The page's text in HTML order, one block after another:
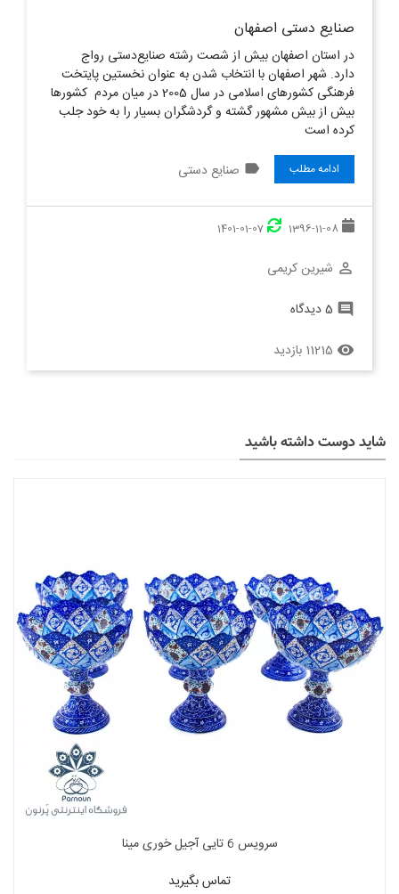
صنایع دستی اصفهان
در استان اصفهان بیش از شصت رشته صنایع‌دستی رواج
دارد. شهر اصفهان با انتخاب شدن به عنوان نخستین پایتخت
فرهنگی کشورهای اسلامی در سال 2005 در میان مردم کشورها
بیش از بیش مشهور گشته و گردشگران بسیار را به خود جلب
کرده است
ادامه مطلب label صنایع دستی
1396-11-08
1401-01-07
perm_identity شیرین کریمی
comment 5 دیدگاه
remove_red_eye 11215 بازدید
شاید دوست داشته باشید
سرویس 6 تایی آجیل خوری مینا
تماس بگیرید